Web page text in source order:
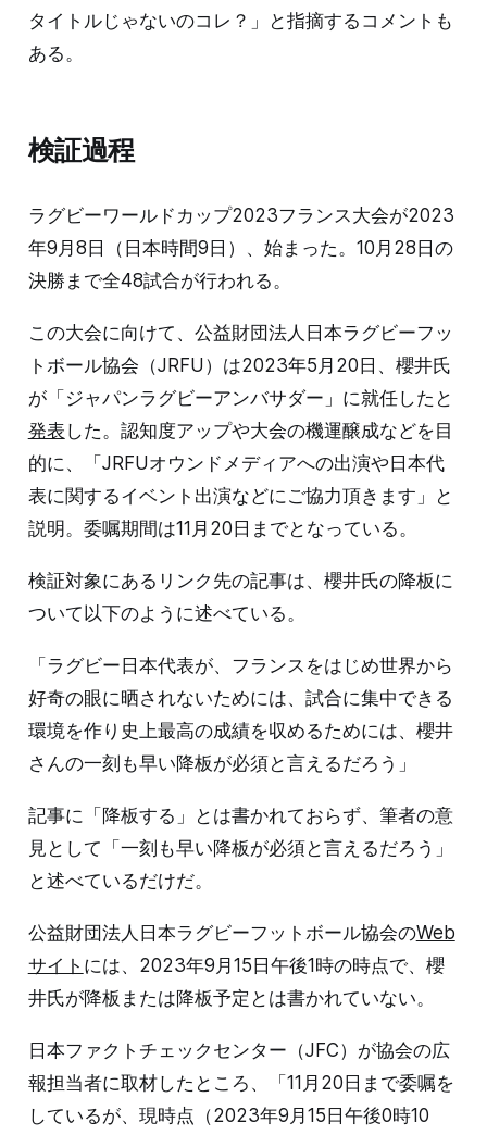
タイトルじゃないのコレ？」と指摘するコメントも
ある。
検証過程
ラグビーワールドカップ2023フランス大会が2023
年9月8日（日本時間9日）、始まった。10月28日の
決勝まで全48試合が行われる。
この大会に向けて、公益財団法人日本ラグビーフッ
トボール協会（JRFU）は2023年5月20日、櫻井氏
が「ジャパンラグビーアンバサダー」に就任したと
発表 した。認知度アップや大会の機運醸成などを目
的に、「JRFUオウンドメディアへの出演や日本代
表に関するイベント出演などにご協力頂きます」と
説明。委嘱期間は11月20日までとなっている。
検証対象にあるリンク先の記事は、櫻井氏の降板に
ついて以下のように述べている。
「ラグビー日本代表が、フランスをはじめ世界から
好奇の眼に晒されないためには、試合に集中できる
環境を作り史上最高の成績を収めるためには、櫻井
さんの一刻も早い降板が必須と言えるだろう」
記事に「降板する」とは書かれておらず、筆者の意
見として「一刻も早い降板が必須と言えるだろう」
と述べているだけだ。
公益財団法人日本ラグビーフットボール協会のWeb
サイト には、2023年9月15日午後1時の時点で、櫻
井氏が降板または降板予定とは書かれていない。
日本ファクトチェックセンター（JFC）が協会の広
報担当者に取材したところ、「11月20日まで委嘱を
しているが、現時点（2023年9月15日午後0時10